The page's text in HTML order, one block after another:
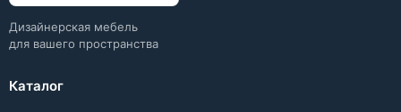
Дизайнерская мебель
для вашего пространства
Каталог